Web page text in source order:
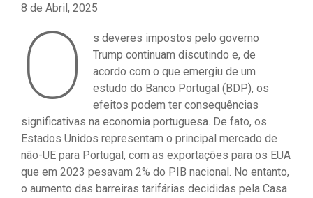
8 de Abril, 2025
O
s deveres impostos pelo governo
Trump continuam discutindo e, de
acordo com o que emergiu de um
estudo do Banco Portugal (BDP), os
efeitos podem ter consequências
significativas na economia portuguesa. De fato, os
Estados Unidos representam o principal mercado de
não-UE para Portugal, com as exportações para os EUA
que em 2023 pesavam 2% do PIB nacional. No entanto,
o aumento das barreiras tarifárias decididas pela Casa